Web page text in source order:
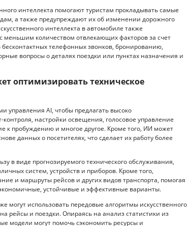
интеллекта помогают туристам прокладывать самые
а также предупреждают их об изменении дорожного
интеллекта в автомобиле также
меньшим количеством отвлекающих факторов за счет
телефонных звонков, бронированию,
вопросы о деталях поездки или пунктах назначения и
оптимизировать техническое
управления AI, чтобы предлагать высоко
настройки освещения, голосовое управление
к пробуждению и многое другое. Кроме того, ИИ может
данных о посетителях, что сделает их работу более
в виде прогнозируемого технического обслуживания,
систем, устройств и приборов. Кроме того,
и маршруты рейсов и других видов транспорта, помогая
устойчивые и эффективные варианты.
могут использовать передовые алгоритмы искусственного
рейсы и поездки. Опираясь на анализ статистики из
модели могут помочь сэкономить ресурсы и